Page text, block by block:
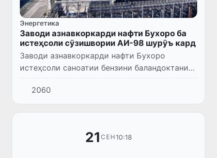
Энергетика
Заводи азнавкоркарди нафти Бухоро ба
истеҳсоли сӯзишвории АИ-98 шурӯъ кард
Заводи азнавкоркарди нафти Бухоро
истеҳсоли саноатии бензини баландоктании
АИ-98-ро оғоз намуда, хати маҳсулоташро
бо бензини баландоктании АИ-98 васеъ
намуд.
2060
21СЕН10:18